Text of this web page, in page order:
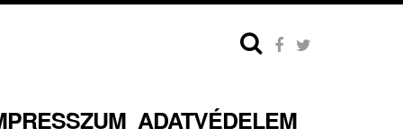
ADATVÉDELEM